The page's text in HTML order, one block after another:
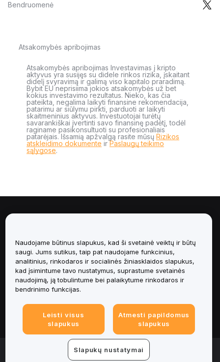
Bendruomenė
Atsakomybės apribojimas
Atsakomybės apribojimas Investavimas į kripto
aktyvus yra susijęs su didele rinkos rizika, įskaitant
didelį svyravimą ir galimą viso kapitalo praradimą.
Bybit EU neprisiima jokios atsakomybės už bet
kokius investavimo rezultatus. Nieko, kas čia
pateikta, negalima laikyti finansine rekomendacija,
patarimu ar siūlymu pirkti, parduoti ar laikyti
skaitmeninius aktyvus. Investuotojai turėtų
savarankiškai įvertinti savo finansinę padėtį, todėl
raginame pasikonsultuoti su profesionaliais
patarėjais. Išsamią apžvalgą rasite mūsų Rizikos
atskleidimo dokumente irPaslaugų teikimo
sąlygose.
Paslaugos
Pagalba
Produktai
Teisinė informacija
© 2025-2026 Bybit.eu. All rights reserved.
Naudojame būtinus slapukus, kad ši svetainė veiktų ir būtų
saugi. Jums sutikus, taip pat naudojame funkcinius,
analitinius, rinkodaros ir socialinės žiniasklaidos slapukus,
kad įsimintume tavo nustatymus, suprastume svetainės
naudojimą, ją tobulintume bei palaikytume rinkodaros ir
bendrinimo funkcijas.
Leisti visus
slapukus
Atmesti papildomus
slapukus
Slapukų nustatymai